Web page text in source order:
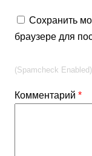
Комментарий*
Сохранить
браузере для
(Spamcheck Enabled)